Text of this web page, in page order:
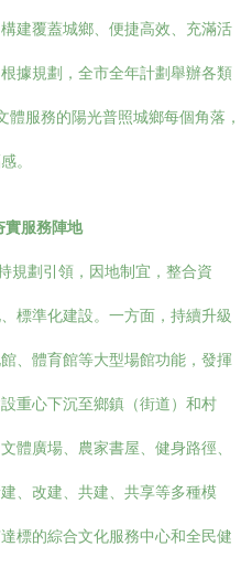
建覆蓋城鄉、便捷高效、充滿活
據規劃，全市全年計劃舉辦各類
服務的陽光普照城鄉每個角落，
。
實服務陣地
規劃引領，因地制宜，整合資
標準化建設。一方面，持續升級
、體育館等大型場館功能，發揮
重心下沉至鄉鎮（街道）和村
體廣場、農家書屋、健身路徑、
、改建、共建、共享等多種模
標的綜合文化服務中心和全民健